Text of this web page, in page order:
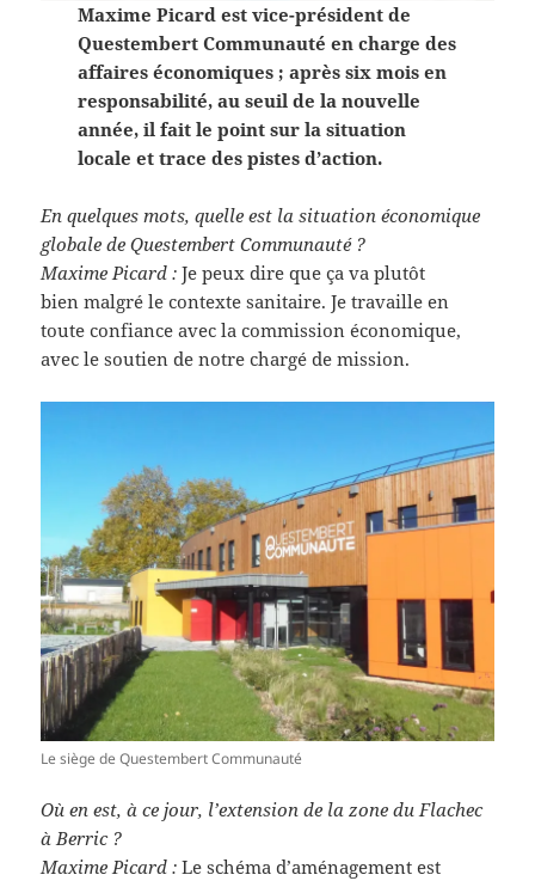
Maxime Picard est vice-président de
Questembert Communauté en charge des
affaires économiques ; après six mois en
responsabilité, au seuil de la nouvelle
année, il fait le point sur la situation
locale et trace des pistes d’action.
En quelques mots, quelle est la situation économique
globale de Questembert Communauté ?
Maxime Picard : Je peux dire que ça va plutôt
bien malgré le contexte sanitaire. Je travaille en
toute confiance avec la commission économique,
avec le soutien de notre chargé de mission.
Le siège de Questembert Communauté
Où en est, à ce jour, l’extension de la zone du Flachec
à Berric ?
Maxime Picard : Le schéma d’aménagement est